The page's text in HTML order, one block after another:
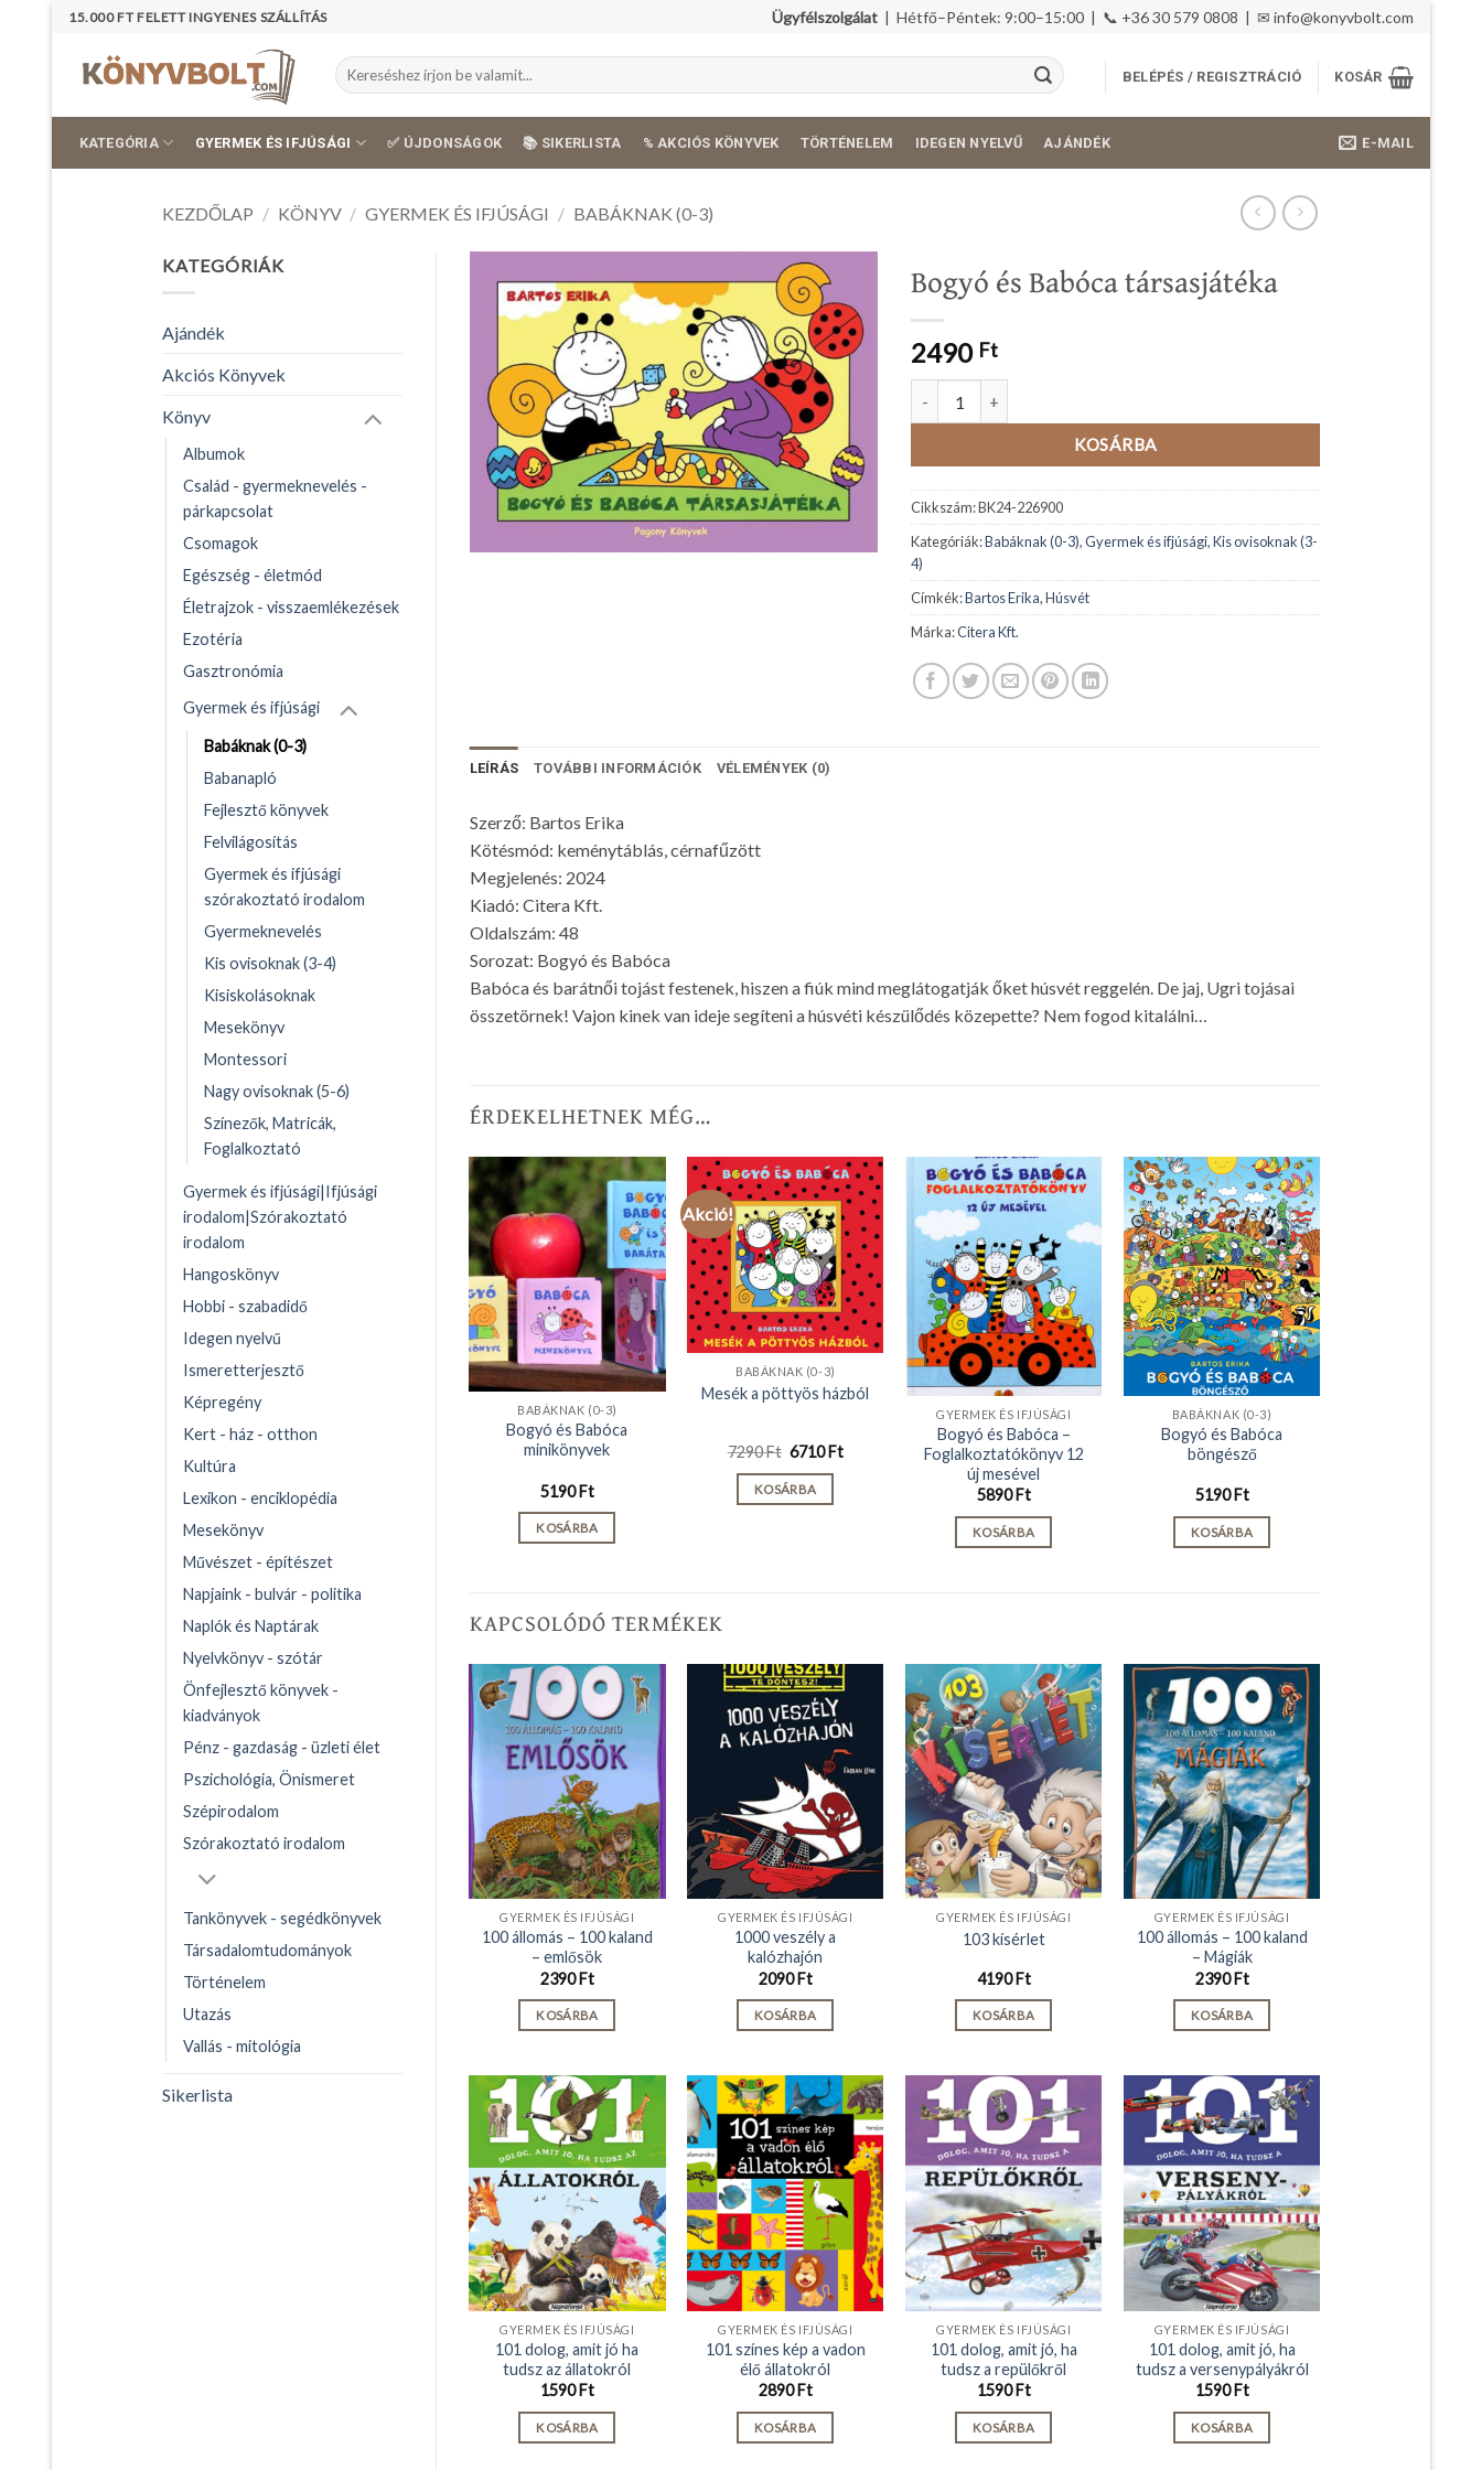
Skip
content
15.000 FT FELETT INGYENES SZÁLLÍTÁS Ügyfélszolgálat | Hétfő–Péntek: 9:00–15:00 | 📞 +36 30 579 0808 | ✉ info@konyvbolt.com
Keresés
a
BELÉPÉS / REGISZTRÁCIÓ KOSÁR
KATEGÓRIA GYERMEK ÉS IFJÚSÁGI ✅ ÚJDONSÁGOK 📚 SIKERLISTA % AKCIÓS KÖNYVEK TÖRTÉNELEM IDEGEN NYELVŰ AJÁNDÉK E-MAIL
KEZDŐLAP / KÖNYV / GYERMEK ÉS IFJÚSÁGI / BABÁKNAK (0-3)
KATEGÓRIÁK
Ajándék
Akciós Könyvek
Könyv
Albumok
Család - gyermeknevelés -
párkapcsolat
Csomagok
Egészség - életmód
Életrajzok - visszaemlékezések
Ezotéria
Gasztronómia
Gyermek és ifjúsági
Babáknak (0-3)
Babanapló
Fejlesztő könyvek
Felvilágosítás
Gyermek és ifjúsági
szórakoztató irodalom
Gyermeknevelés
Kis ovisoknak (3-4)
Kisiskolásoknak
Mesekönyv
Montessori
Nagy ovisoknak (5-6)
Színezők, Matricák,
Foglalkoztató
Gyermek és ifjúsági|Ifjúsági
irodalom|Szórakoztató
irodalom
Hangoskönyv
Hobbi - szabadidő
Idegen nyelvű
Ismeretterjesztő
Képregény
Kert - ház - otthon
Kultúra
Lexikon - enciklopédia
Mesekönyv
Művészet - építészet
Napjaink - bulvár - politika
Naplók és Naptárak
Nyelvkönyv - szótár
Önfejlesztő könyvek -
kiadványok
Pénz - gazdaság - üzleti élet
Pszichológia, Önismeret
Szépirodalom
Szórakoztató irodalom
Tankönyvek - segédkönyvek
Társadalomtudományok
Történelem
Utazás
Vallás - mitológia
Sikerlista
Bogyó és Babóca társasjátéka
2490 Ft
KOSÁRBA
Cikkszám:BK24-226900
Kategóriák:Babáknak (0-3),Gyermek és ifjúsági,Kis ovisoknak (3-
4)
Címkék:Bartos Erika,Húsvét
Márka:Citera Kft.
LEÍRÁS TOVÁBBI INFORMÁCIÓK VÉLEMÉNYEK (0)
Szerző: Bartos Erika
Kötésmód: keménytáblás, cérnafűzött
Megjelenés: 2024
Kiadó: Citera Kft.
Oldalszám: 48
Sorozat: Bogyó és Babóca
Babóca és barátnői tojást festenek, hiszen a fiúk mind meglátogatják őket húsvét reggelén. De jaj, Ugri tojásai
összetörnek! Vajon kinek van ideje segíteni a húsvéti készülődés közepette? Nem fogod kitalálni…
ÉRDEKELHETNEK MÉG…
BABÁKNAK (0-3)
Bogyó és Babóca
minikönyvek
5190Ft
KOSÁRBA
Akció!
BABÁKNAK (0-3)
Mesék a pöttyös házból
7290Ft Original
was:
7290 Ft.
6710FtCurrent
KOSÁRBA
GYERMEK ÉS IFJÚSÁGI
Bogyó és Babóca –
Foglalkoztatókönyv 12
új mesével
5890Ft
KOSÁRBA
BABÁKNAK (0-3)
Bogyó és Babóca
böngésző
5190Ft
KOSÁRBA
KAPCSOLÓDÓ TERMÉKEK
GYERMEK ÉS IFJÚSÁGI
100 állomás – 100 kaland
– emlősök
2390Ft
KOSÁRBA
GYERMEK ÉS IFJÚSÁGI
1000 veszély a
kalózhajón
2090Ft
KOSÁRBA
GYERMEK ÉS IFJÚSÁGI
103 kísérlet
4190Ft
KOSÁRBA
GYERMEK ÉS IFJÚSÁGI
100 állomás – 100 kaland
– Mágiák
2390Ft
KOSÁRBA
GYERMEK ÉS IFJÚSÁGI
101 dolog, amit jó ha
tudsz az állatokról
1590Ft
KOSÁRBA
GYERMEK ÉS IFJÚSÁGI
101 színes kép a vadon
élő állatokról
2890Ft
KOSÁRBA
GYERMEK ÉS IFJÚSÁGI
101 dolog, amit jó, ha
tudsz a repülőkről
1590Ft
KOSÁRBA
GYERMEK ÉS IFJÚSÁGI
101 dolog, amit jó, ha
tudsz a versenypályákról
1590Ft
KOSÁRBA